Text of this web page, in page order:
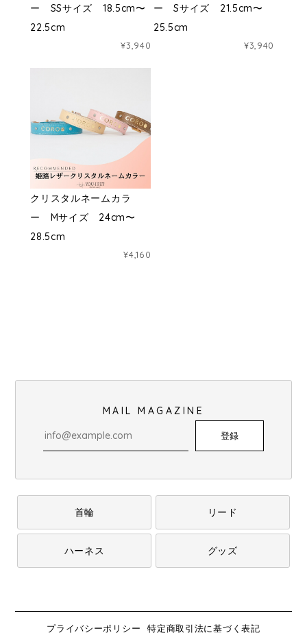
ー SSサイズ 18.5cm〜
22.5cm
¥3,940
ー Sサイズ 21.5cm〜
25.5cm
¥3,940
クリスタルネームカラ
ー Mサイズ 24cm〜
28.5cm
¥4,160
MAIL MAGAZINE
登録
首輪 リード
ハーネス グッズ
プライバシーポリシー 特定商取引法に基づく表記